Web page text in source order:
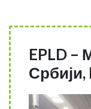
EPLD –
Србији,